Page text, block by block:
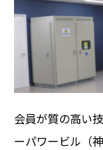
会員が質の高い
ーパワービル（